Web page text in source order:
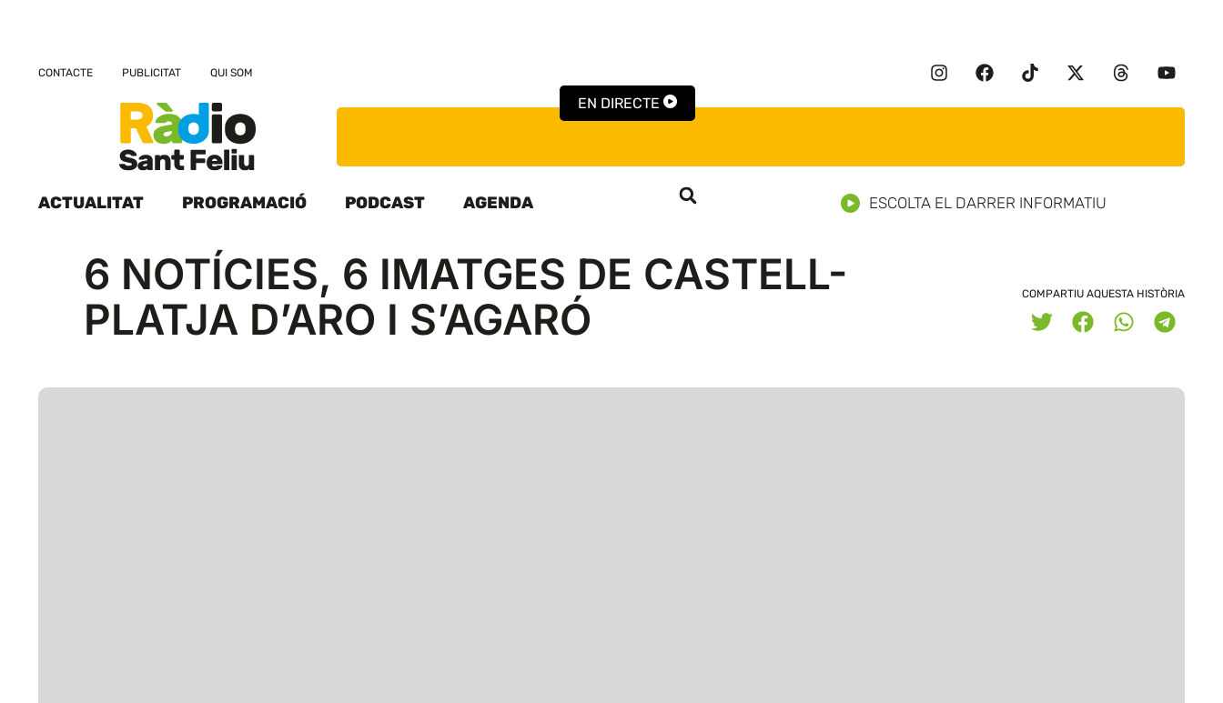
CONTACTE PUBLICITAT QUI SOM
EN DIRECTE
ACTUALITAT PROGRAMACIÓ PODCAST AGENDA ESCOLTA EL DARRER INFORMATIU
6 NOTÍCIES, 6 IMATGES DE CASTELL-
PLATJA D’ARO I S’AGARÓ
COMPARTIU AQUESTA HISTÒRIA